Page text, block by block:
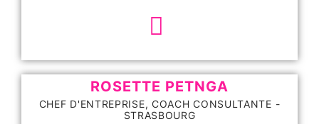
ROSETTE PETNGA
CHEF D'ENTREPRISE, COACH CONSULTANTE -
STRASBOURG